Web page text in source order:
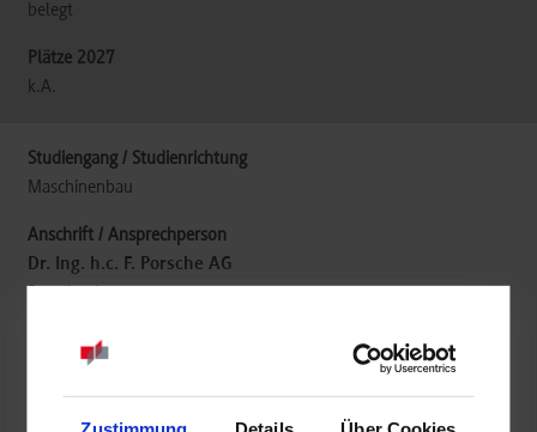
belegt
k.A.
Maschinenbau
Dr. Ing. h.c. F. Porsche AG
www.porsche.com/germany/aboutporsche/jobs/pupils/study/